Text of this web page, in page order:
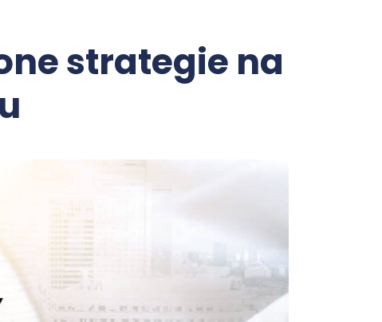
strategie na